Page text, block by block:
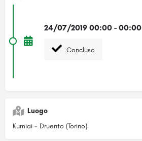
24/07/2019 00:00 - 00:00
Concluso
Luogo
Kumiai - Druento (Torino)